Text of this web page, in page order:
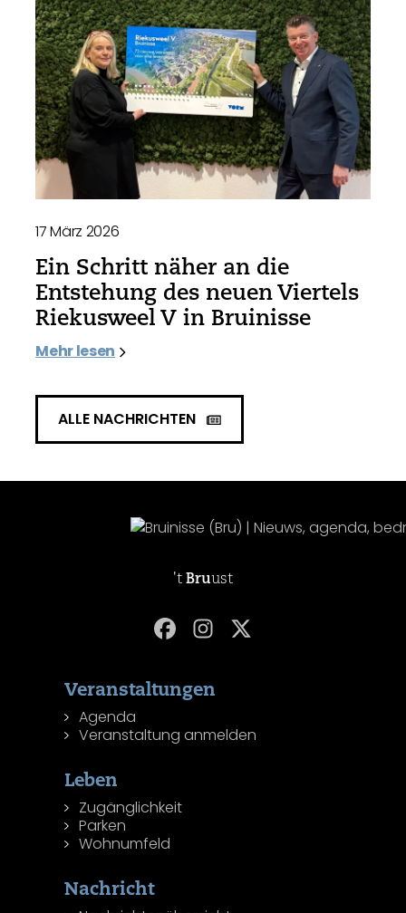
17 März 2026
Ein Schritt näher an die
Entstehung des neuen Viertels
Riekusweel V in Bruinisse
Mehr lesen
ALLE NACHRICHTEN
't Bruust
Veranstaltungen
Agenda
Veranstaltung anmelden
Leben
Zugänglichkeit
Parken
Wohnumfeld
Nachricht